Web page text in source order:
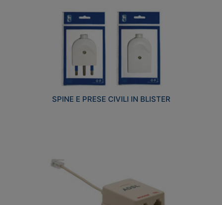
SPINE E PRESE CIVILI IN BLISTER